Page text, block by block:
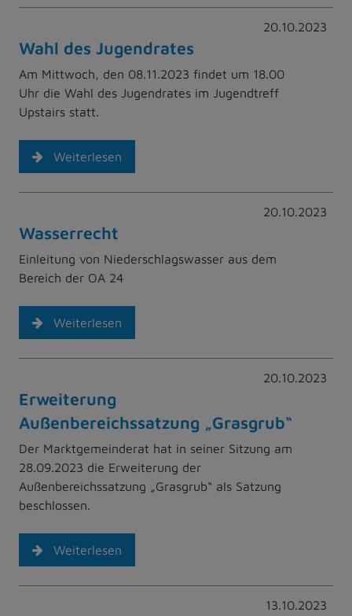
20.10.2023
Wahl des Jugendrates
Am Mittwoch, den 08.11.2023 findet um 18.00
Uhr die Wahl des Jugendrates im Jugendtreff
Upstairs statt.
Weiterlesen
20.10.2023
Wasserrecht
Einleitung von Niederschlagswasser aus dem
Bereich der OA 24
Weiterlesen
20.10.2023
Erweiterung
Außenbereichssatzung „Grasgrub“
Der Marktgemeinderat hat in seiner Sitzung am
28.09.2023 die Erweiterung der
Außenbereichssatzung „Grasgrub“ als Satzung
beschlossen.
Weiterlesen
13.10.2023